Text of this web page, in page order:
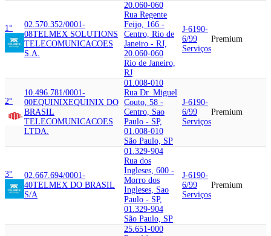
1°
02.570.352/0001-
08TELMEX SOLUTIONS
TELECOMUNICACOES
S.A.
20.060-060
Rua Regente
Feijo, 166 -
Centro, Rio de
Janeiro - RJ,
20.060-060
Rio de Janeiro,
RJ
J-6190-
6/99
Serviços
Premium
2°
10.496.781/0001-
00EQUINIXEQUINIX DO
BRASIL
TELECOMUNICACOES
LTDA.
01.008-010
Rua Dr. Miguel
Couto, 58 -
Centro, Sao
Paulo - SP,
01.008-010
São Paulo, SP
J-6190-
6/99
Serviços
Premium
3°
02.667.694/0001-
40TELMEX DO BRASIL
S/A
01.329-904
Rua dos
Ingleses, 600 -
Morro dos
Ingleses, Sao
Paulo - SP,
01.329-904
São Paulo, SP
J-6190-
6/99
Serviços
Premium
25.651-000